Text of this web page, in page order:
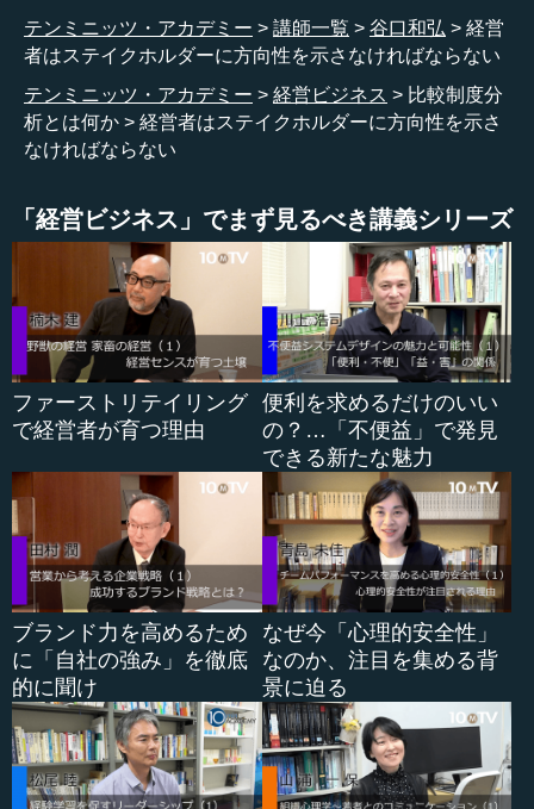
活動からも影響を受ける、そうした主体のことを総括し
て、ステイクホルダーと呼ぶわけです。
●企業はステイクホルダーの連合体である
青木昌彦教授も企業について考えていました。それは比
較制度分析のまさに嚆矢（こうし）となる見解です。1984
年の『現代の企業』という著作では、比較制度分析という
言葉は使われていませんが、企業や経営者の役割が論じら
れています。青木教授によれば、企業はステイクホルダー
の連合体です。
そこでは経営者の役割は、中立的なコーディネーターで
す。ステイクホルダーが協力することによって、何らかの
便益が生まれます。専門的な用語では「組織準レント」と
呼ばれますが、その分配をめぐる交渉の場が企業だという
のです。経営者はその分配に当たって交渉役や分配役を果
たしているということです。青木教授の研究の非常に面白
いところは、経営者がそのような役割を果たした結果、ス
テイクホルダーの連合体としての企業には、いろいろな形
が出てくるということを示した点にあります。
従来の経済学では、株主主権が中心的な考え方でした。
株主がレントを非常に多く取るものとして考えられていま
した。しかし、こうした株主主権の新古典派型に対して、
経営者がレントを取るものと考える経...
テンミニッツ・アカデミー 講師一覧 谷口和弘
経営
者はステイクホルダーに方向性を示さなければならない
テンミニッツ・アカデミー
経営ビジネス
比較制度分
析とは何か
経営者はステイクホルダーに方向性を示さ
なければならない
「経営ビジネス」でまず見るべき講義シリーズ
ファーストリテイリング
で経営者が育つ理由
便利を求めるだけのいい
の？…「不便益」で発見
できる新たな魅力
ブランド力を高めるため
に「自社の強み」を徹底
的に聞け
なぜ今「心理的安全性」
なのか、注目を集める背
景に迫る